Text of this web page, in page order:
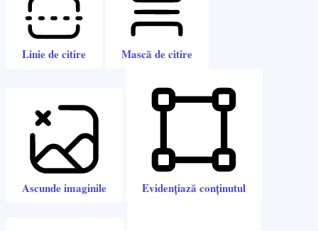
Linie de citire Mască de citire
Ascunde imaginile Evidențiază conținutul